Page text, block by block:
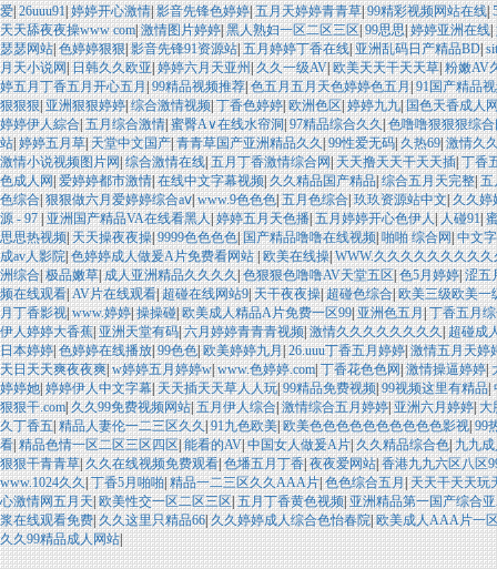
爱|26uuu91|婷婷开心激情|影音先锋色婷婷|五月天婷婷青青草|99精彩视频网站在线|
天天舔夜夜操www com|激情图片婷婷|黑人熟妇一区二区三区|99思思|婷婷亚洲在线|
瑟瑟网站|色婷婷狠狠|影音先锋91资源站|五月婷婷丁香在线|亚洲乱码日产精品BD|
月天小说网|日韩久久欧亚|婷婷六月天亚州|久久一级AV|欧美天天干天天草|粉嫩AV
婷五月丁香五月开心五月|99精品视频推荐|色五月五月天色婷婷色五月|91国产精品
狠狠狠|亚洲狠狠婷婷|综合激情视频|丁香色婷婷|欧洲色区|婷婷九九|国色天香成人
婷婷伊人綜合|五月综合激情|蜜臀A∨在线水帘洞|97精品综合久久|色噜噜狠狠狠综
站|婷婷五月草|天堂中文国产|青青草国产亚洲精品久久|99性爱无码|久热69|激情久
激情小说视频图片网|综合激情在线|五月丁香激情综合网|天天撸天天干天天插|丁香
色成人网|爱婷婷都市激情|在线中文字幕视频|久久精品国产精品|综合五月天完整|五
色综合|狠狠做六月爱婷婷综合aⅴ|www.9色色色|五月色综合|玖玖资源站中文|久久婷
源 - 97|亚洲国产精品VA在线看黑人|婷婷五月天色播|五月婷婷开心色伊人|人碰91|
思思热视频|天天操夜夜操|9999色色色色|国产精品噜噜在线视频|啪啪 综合网|中文
成av人影院|色婷婷成人做爰A片免费看网站|欧美在线操|WWW.久久久久久久久久久
洲综合|极品嫩草|成人亚洲精品久久久久|色狠狠色噜噜AV天堂五区|色5月婷婷|涩五
频在线观看|AV片在线观看|超碰在线网站9|天干夜夜操|超碰色综合|欧美三级欧美一
月丁香影视|www.婷婷|操操碰|欧美成人精品A片免费一区99|亚洲色五月|丁香五月
伊人婷婷大香蕉|亚洲天堂有码|六月婷婷青青青视频|激情久久久久久久久久|超碰成
日本婷婷|色婷婷在线播放|99色色|欧美婷婷九月|26.uuu丁香五月婷婷|激情五月天婷
天日天天爽夜夜爽|w婷婷五月婷婷w|www.色婷婷.com|丁香花色色网|激情操逼婷婷|
婷婷她|婷婷伊人中文字幕|天天插天天草人人玩|99精品免费视频|99视频这里有精品|
狠狠干.com|久久99免费视频网站|五月伊人综合|激情综合五月婷婷|亚洲六月婷婷|大
久丁香五|精品人妻伦一二三区久久|91九色欧美|欧美色色色色色色色色色色影视|99
看|精品色情一区二区三区四区|能看的AV|中国女人做爰A片|久久精品综合色|九九
狠狠干青青草|久久在线视频免费观看|色墦五月丁香|夜夜爱网站|香港九九六区八区
www.1024久久|丁香5月啪啪|精品一二三区久久AAA片|色色综合五月|天天干天天玩
心激情网五月天|欧美性交一区二区三区|五月丁香黄色视频|亚洲精品第一国产综合
浆在线观看免费|久久这里只精品66|久久婷婷成人综合色怡春院|欧美成人AAA片一
久久99精品成人网站|